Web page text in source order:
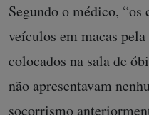
Segundo o médico,
veículos em macas
colocados na sala de
não apresentavam
socorrismo